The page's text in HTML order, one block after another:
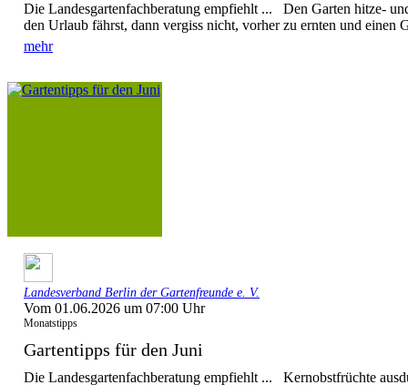
Die Landesgartenfachberatung empfiehlt ... Den Garten hitze-
den Urlaub fährst, dann vergiss nicht, vorher zu ernten und einen
mehr
Landesverband Berlin der Gartenfreunde e. V.
Vom 01.06.2026 um 07:00 Uhr
Monatstipps
Gartentipps für den Juni
Die Landesgartenfachberatung empfiehlt ... Kernobstfrüchte